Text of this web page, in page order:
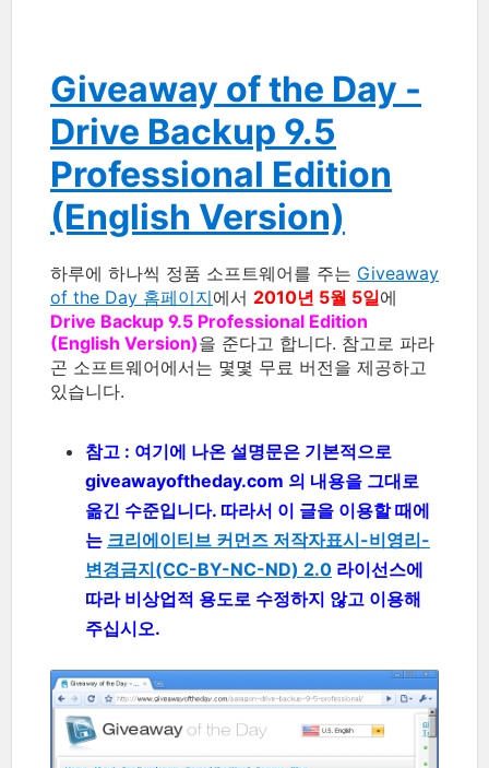
Giveaway of the Day -
Drive Backup 9.5
Professional Edition
(English Version)
하루에 하나씩 정품 소프트웨어를 주는 Giveaway
of the Day 홈페이지에서 2010년 5월 5일에
Drive Backup 9.5 Professional Edition
(English Version)을 준다고 합니다. 참고로 파라
곤 소프트웨어에서는 몇몇 무료 버전을 제공하고
있습니다.
참고 : 여기에 나온 설명문은 기본적으로
giveawayoftheday.com 의 내용을 그대로
옮긴 수준입니다. 따라서 이 글을 이용할 때에
는 크리에이티브 커먼즈 저작자표시-비영리-
변경금지(CC-BY-NC-ND) 2.0 라이선스에
따라 비상업적 용도로 수정하지 않고 이용해
주십시오.